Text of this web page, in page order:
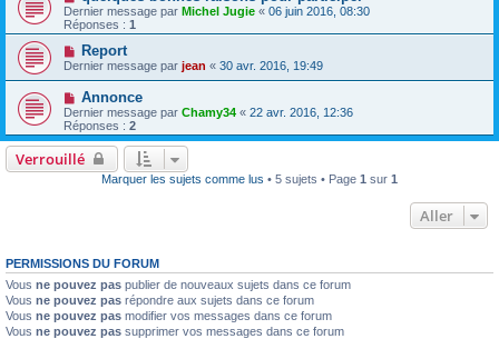
Dernier message par Michel Jugie « 06 juin 2016, 08:30
Réponses : 1
Report
Dernier message par jean « 30 avr. 2016, 19:49
Annonce
Dernier message par Chamy34 « 22 avr. 2016, 12:36
Réponses : 2
Verrouillé
Marquer les sujets comme lus • 5 sujets • Page 1 sur 1
Aller
PERMISSIONS DU FORUM
Vous ne pouvez pas publier de nouveaux sujets dans ce forum
Vous ne pouvez pas répondre aux sujets dans ce forum
Vous ne pouvez pas modifier vos messages dans ce forum
Vous ne pouvez pas supprimer vos messages dans ce forum